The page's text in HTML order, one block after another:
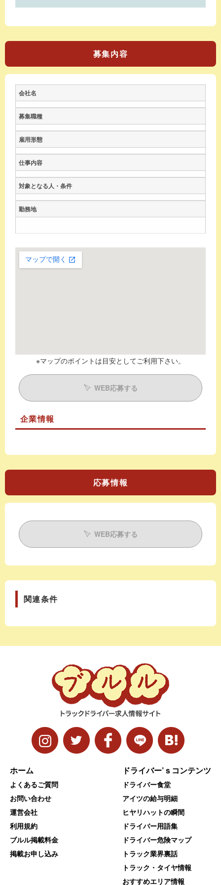
募集内容
会社名
募集職種
雇用形態
仕事内容
対象となる人・条件
勤務地
※マップのポイントは目安としてご利用下さい。
WEB応募する
企業情報
応募情報
WEB応募する
関連条件
ホーム
よくあるご質問
お問い合わせ
運営会社
利用規約
ブルル掲載料金
掲載お申し込み
ドライバー’ｓコンテンツ
ドライバー食堂
アイツの給与明細
ヒヤリハットの瞬間
ドライバー用語集
ドライバー危険マップ
トラック業界裏話
トラック・タイヤ情報
おすすめエリア情報